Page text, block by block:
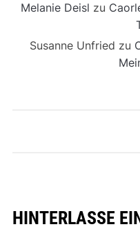
Melanie Deisl zu
Susanne Unfried zu
HINTERLASSE